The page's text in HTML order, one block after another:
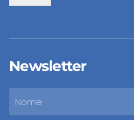
Newsletter